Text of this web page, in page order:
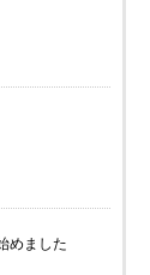
めました